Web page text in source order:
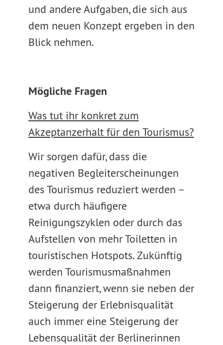
und andere Aufgaben, die sich aus
dem neuen Konzept ergeben in den
Blick nehmen.
Mögliche Fragen
Was tut ihr konkret zum
Akzeptanzerhalt für den Tourismus?
Wir sorgen dafür, dass die
negativen Begleiterscheinungen
des Tourismus reduziert werden –
etwa durch häufigere
Reinigungszyklen oder durch das
Aufstellen von mehr Toiletten in
touristischen Hotspots. Zukünftig
werden Tourismusmaßnahmen
dann finanziert, wenn sie neben der
Steigerung der Erlebnisqualität
auch immer eine Steigerung der
Lebensqualität der Berlinerinnen